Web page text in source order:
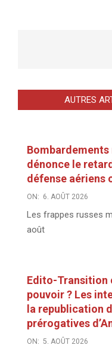
AUTRES
Bombardements
dénonce le
défense aériens
ON: 6. AOÛT 2026
Les frappes russes
août
Edito-Transition
pouvoir ? Les
la republication
prérogatives
ON: 5. AOÛT 2026